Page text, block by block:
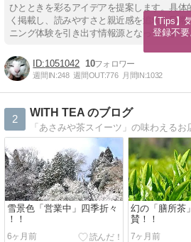
ひとときを彩るアイデアを提案します。具体
く掲載し、読みやすさと親近感を追求。日常
ニング体験を引き出す情報源となっています
1051042 10
週間IN:248 週間OUT:776 月間IN:1032
2
WITH TEA のブログ
雪景色「営業中」四季折々
！！
6ヶ月前
幻の「膳所茶
賛！！
7ヶ月前
【Tips】
登録不